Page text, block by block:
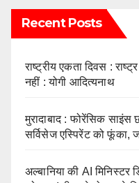
Recent Posts
राष्ट्रीय एकता दिवस :
नहीं : योगी आदित्यनाथ
मुरादाबाद : फोरेंसिक साइंस
सर्विसेज एस्पिरेंट को फूंका,
अल्बानिया की AI मिनिस्‍टर